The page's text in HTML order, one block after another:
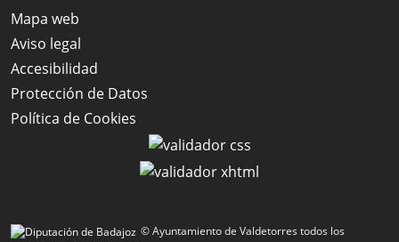
Mapa web
Aviso legal
Accesibilidad
Protección de Datos
Política de Cookies
© Ayuntamiento de Valdetorres todos los